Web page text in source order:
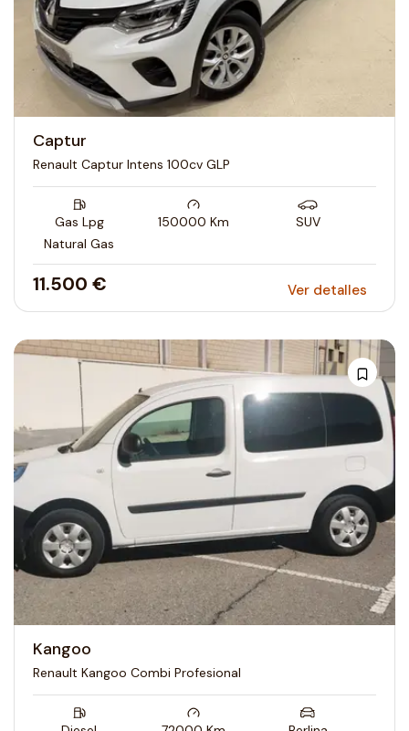
Captur
Renault Captur Intens 100cv GLP
Gas Lpg
Natural Gas
150000 Km SUV
11.500 € Ver detalles
Kangoo
Renault Kangoo Combi Profesional